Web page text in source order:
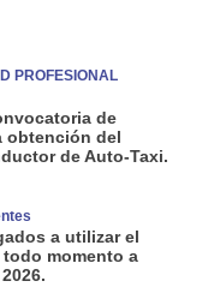
PROFESIONAL
de
obtención del
de Auto-Taxi.
a utilizar el
momento a